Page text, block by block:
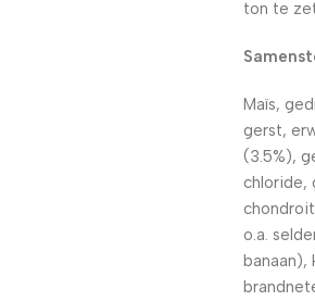
ton te
Maïs,
gerst,
(3.5%),
chloride,
o.a.
banaan),